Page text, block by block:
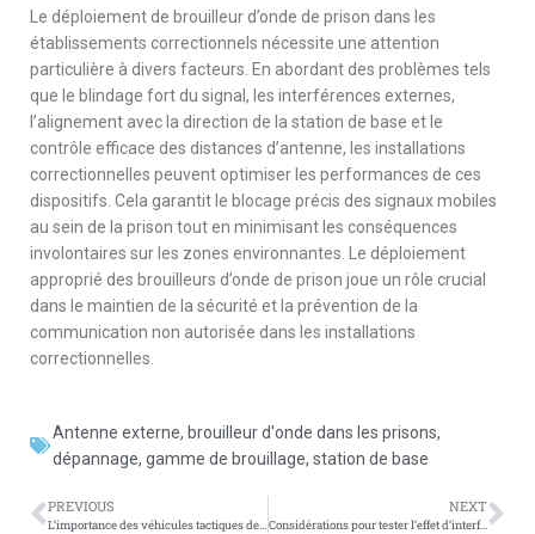
Le déploiement de brouilleur d’onde de prison dans les
établissements correctionnels nécessite une attention
particulière à divers facteurs. En abordant des problèmes tels
que le blindage fort du signal, les interférences externes,
l’alignement avec la direction de la station de base et le
contrôle efficace des distances d’antenne, les installations
correctionnelles peuvent optimiser les performances de ces
dispositifs. Cela garantit le blocage précis des signaux mobiles
au sein de la prison tout en minimisant les conséquences
involontaires sur les zones environnantes. Le déploiement
approprié des brouilleurs d’onde de prison joue un rôle crucial
dans le maintien de la sécurité et la prévention de la
communication non autorisée dans les installations
correctionnelles.
Antenne externe, brouilleur d'onde dans les prisons,
dépannage, gamme de brouillage, station de base
PREVIOUS NEXT
Considérations pour tester l’effet d’interférence des brouilleurs d’onde sur les signaux de télécommande